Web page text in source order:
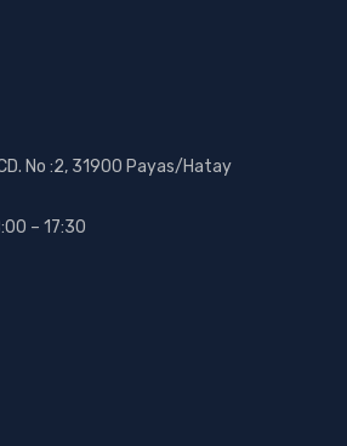
No :2, 31900 Payas/Hatay
– 17:30